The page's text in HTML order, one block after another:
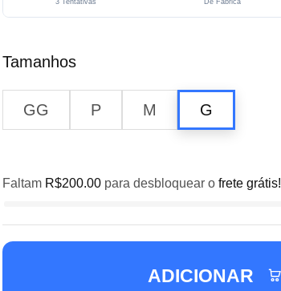
3 Tentativas De Fábrica
Tamanhos
GG P M G
Faltam R$200.00para desbloquear ofrete grátis!
ADICIONAR